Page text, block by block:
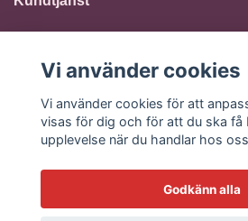
Sociala medier
Vi använder cookies
Vi använder cookies för att
visas för dig och för att du ska få
upplevelse när du handlar hos
Godkänn alla